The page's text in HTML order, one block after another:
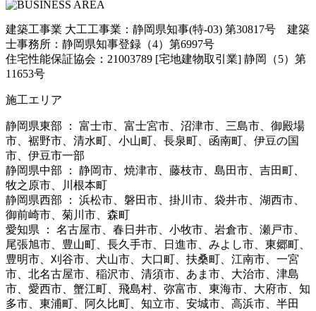
建築工事業 大工工事業：静岡県知事(特-03) 第30817号 建築
士事務所：静岡県知事登録（4）第6997号
住宅性能保証協会：21003789 [宅地建物取引業] 静岡（5）第
11653号
施工エリア
静岡県東部 ： 富士市、富士宮市、沼津市、三島市、御殿場
市、裾野市、清水町、小山町、長泉町、函南町、伊豆の国
市、伊豆市一部
静岡県中部 ： 静岡市、焼津市、藤枝市、島田市、吉田町、
牧之原市、川根本町
静岡県西部 ： 浜松市、磐田市、掛川市、袋井市、湖西市、
御前崎市、菊川市、森町
愛知県 ： 名古屋市、春日井市、小牧市、岩倉市、瀬戸市、
尾張旭市、豊山町、長久手市、日進市、みよし市、東郷町、
豊明市、刈谷市、犬山市、大口町、扶桑町、江南市、一宮
市、北名古屋市、稲沢市、清須市、あま市、大治市、津島
市、愛西市、蟹江町、飛島村、弥富市、東海市、大府市、知
多市、東浦町、阿久比町、知立市、安城市、高浜市、半田